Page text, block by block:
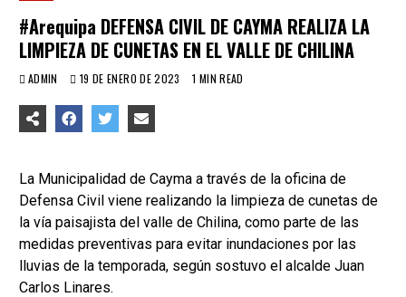
#Arequipa DEFENSA CIVIL DE CAYMA REALIZA LA
LIMPIEZA DE CUNETAS EN EL VALLE DE CHILINA
ADMIN 19 DE ENERO DE 2023 1 MIN READ
La Municipalidad de Cayma a través de la oficina de
Defensa Civil viene realizando la limpieza de cunetas de
la vía paisajista del valle de Chilina, como parte de las
medidas preventivas para evitar inundaciones por las
lluvias de la temporada, según sostuvo el alcalde Juan
Carlos Linares.